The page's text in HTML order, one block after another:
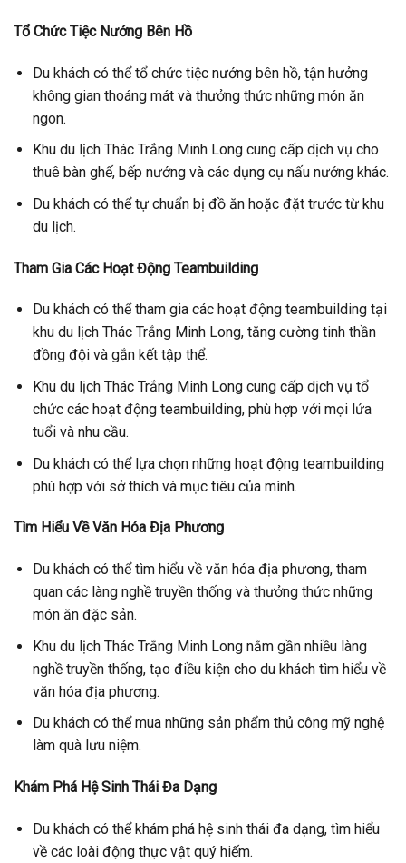
Tổ Chức Tiệc Nướng Bên Hồ
Du khách có thể tổ chức tiệc nướng bên hồ, tận hưởng
không gian thoáng mát và thưởng thức những món ăn
ngon.
Khu du lịch Thác Trắng Minh Long cung cấp dịch vụ cho
thuê bàn ghế, bếp nướng và các dụng cụ nấu nướng khác.
Du khách có thể tự chuẩn bị đồ ăn hoặc đặt trước từ khu
du lịch.
Tham Gia Các Hoạt Động Teambuilding
Du khách có thể tham gia các hoạt động teambuilding tại
khu du lịch Thác Trắng Minh Long, tăng cường tinh thần
đồng đội và gắn kết tập thể.
Khu du lịch Thác Trắng Minh Long cung cấp dịch vụ tổ
chức các hoạt động teambuilding, phù hợp với mọi lứa
tuổi và nhu cầu.
Du khách có thể lựa chọn những hoạt động teambuilding
phù hợp với sở thích và mục tiêu của mình.
Tìm Hiểu Về Văn Hóa Địa Phương
Du khách có thể tìm hiểu về văn hóa địa phương, tham
quan các làng nghề truyền thống và thưởng thức những
món ăn đặc sản.
Khu du lịch Thác Trắng Minh Long nằm gần nhiều làng
nghề truyền thống, tạo điều kiện cho du khách tìm hiểu về
văn hóa địa phương.
Du khách có thể mua những sản phẩm thủ công mỹ nghệ
làm quà lưu niệm.
Khám Phá Hệ Sinh Thái Đa Dạng
Du khách có thể khám phá hệ sinh thái đa dạng, tìm hiểu
về các loài động thực vật quý hiếm.